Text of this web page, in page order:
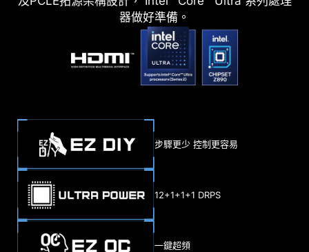
器做好準備。
步驟更少 控制更容易
12+1+1+1 DRPS
一鍵超頻